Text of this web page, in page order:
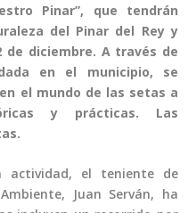
Pinar”, que tendrán
del Pinar del Rey y
de diciembre. A través de
en el municipio, se
el mundo de las setas a
y prácticas. Las
actividad, el teniente de
Juan Serván, ha